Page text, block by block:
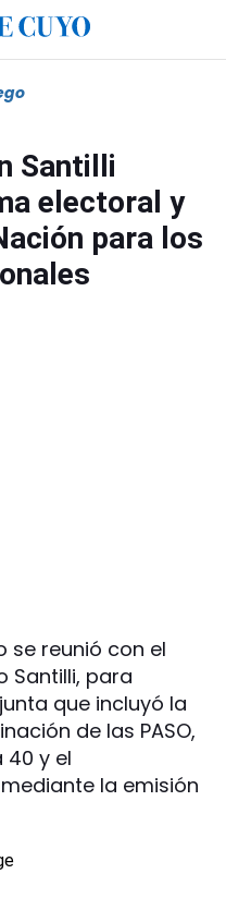
Santilli
electoral y
para los
se reunió con el
Santilli, para
que incluyó la
de las PASO,
40 y el
la emisión